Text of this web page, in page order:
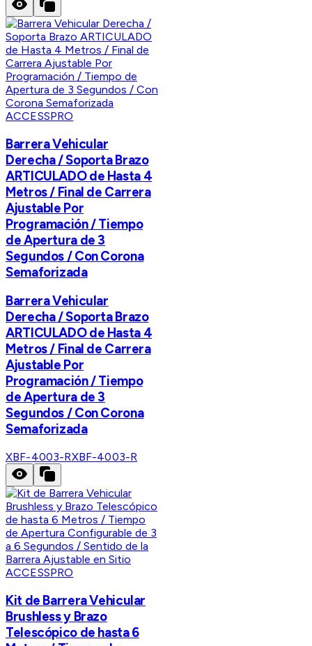
ACCESSPRO
Barrera Vehicular
Derecha / Soporta Brazo
ARTICULADO de Hasta 4
Metros / Final de Carrera
Ajustable Por
Programación / Tiempo
de Apertura de 3
Segundos / Con Corona
Semaforizada
Barrera Vehicular
Derecha / Soporta Brazo
ARTICULADO de Hasta 4
Metros / Final de Carrera
Ajustable Por
Programación / Tiempo
de Apertura de 3
Segundos / Con Corona
Semaforizada
XBF-4003-RXBF-4003-R
ACCESSPRO
Kit de Barrera Vehicular
Brushless y Brazo
Telescópico de hasta 6